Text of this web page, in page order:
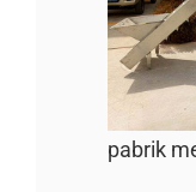
pabrik